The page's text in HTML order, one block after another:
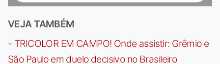
VEJA TAMBÉM
- TRICOLOR EM CAMPO! Onde assistir: Grêmio e
São Paulo em duelo decisivo no Brasileiro